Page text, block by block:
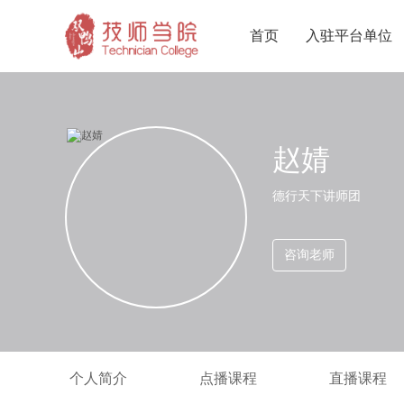
首页 入驻平台单位
赵婧
德行天下讲师团
咨询老师
个人简介 点播课程 直播课程